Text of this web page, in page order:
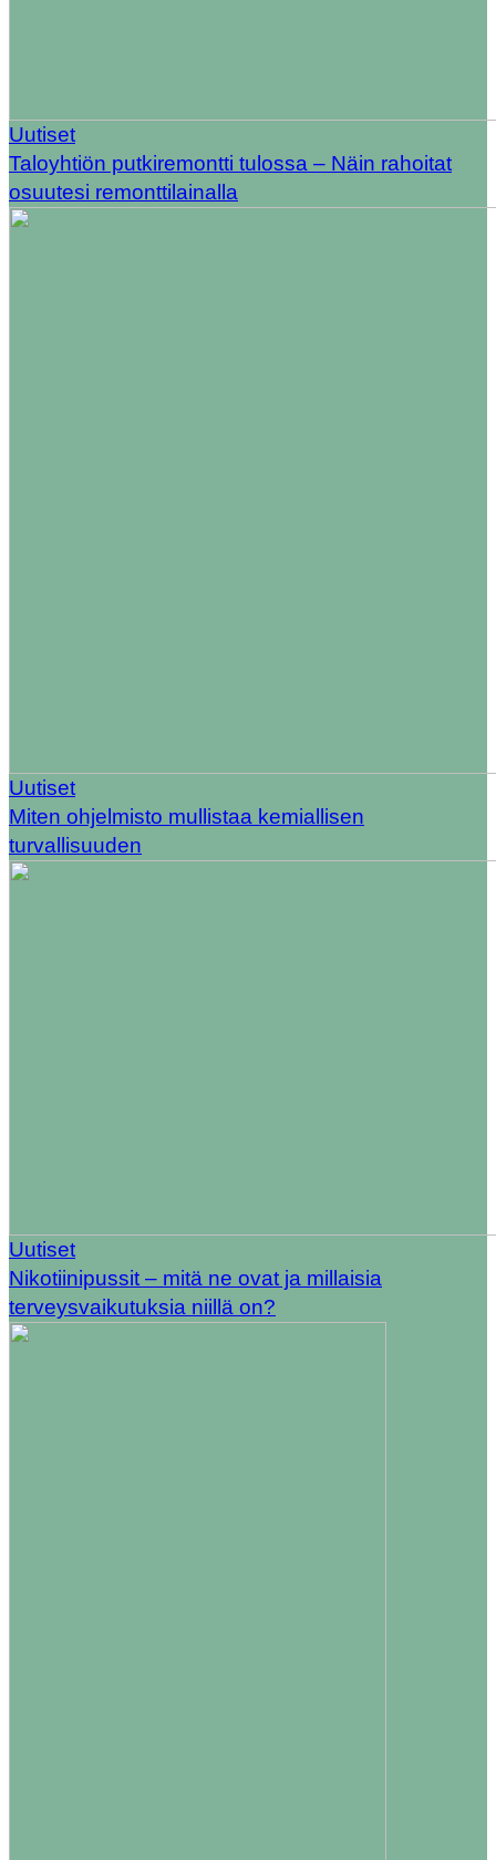
Uutiset
Taloyhtiön putkiremontti tulossa – Näin rahoitat
osuutesi remonttilainalla
Uutiset
Miten ohjelmisto mullistaa kemiallisen
turvallisuuden
Uutiset
Nikotiinipussit – mitä ne ovat ja millaisia
terveysvaikutuksia niillä on?